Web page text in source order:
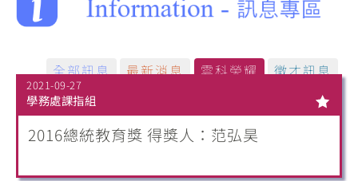
全部訊息 最新消息 雲科榮耀 徵才訊息
2021-09-27
學務處課指組
2016總統教育獎 得獎人：范弘昊